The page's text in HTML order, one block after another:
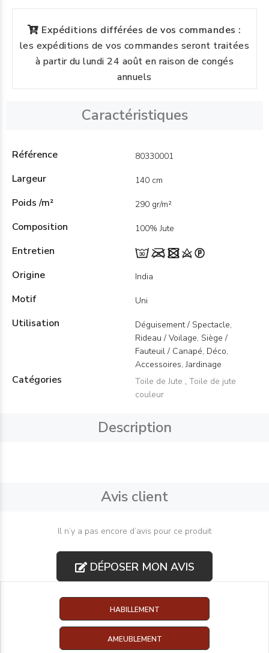
Expéditions différées de vos commandes :
les expéditions de vos commandes seront traitées
à partir du lundi 24 août en raison de congés
annuels
Caractéristiques
Référence 80330001
Largeur 140 cm
Poids /m² 290 gr/m²
Composition 100% Jute
Entretien
Origine
India
Motif Uni
Utilisation
Déguisement / Spectacle,
Rideau / Voilage, Siège /
Fauteuil / Canapé, Déco,
Accessoires, Jardinage
Catégories Toile de Jute , Toile de jute
couleur
Description
Avis client
Il n’y a pas encore d’avis pour ce produit
DÉPOSER MON AVIS
HABILLEMENT
AMEUBLEMENT